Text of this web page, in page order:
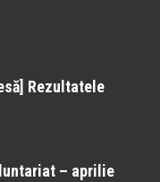
Rezultatele
– aprilie